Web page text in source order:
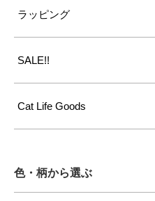
ラッピング
SALE!!
Cat Life Goods
色・柄から選ぶ